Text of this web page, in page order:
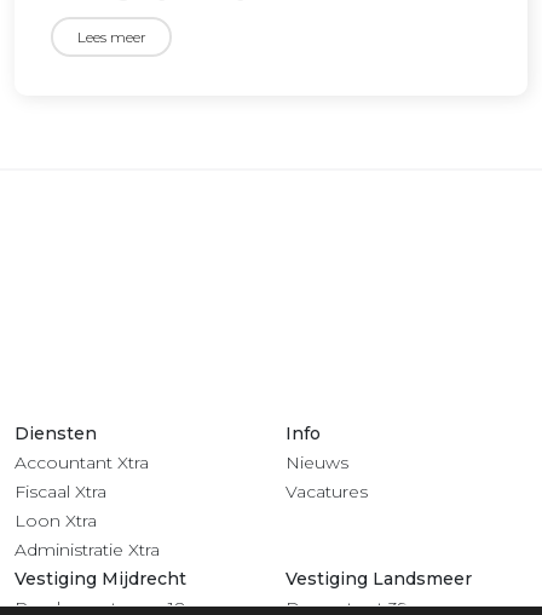
Lees meer
Diensten
Accountant Xtra
Fiscaal Xtra
Loon Xtra
Administratie Xtra
Info
Nieuws
Vacatures
Vestiging Mijdrecht
Rendementsweg 18
Vestiging Landsmeer
Dorpsstraat 39